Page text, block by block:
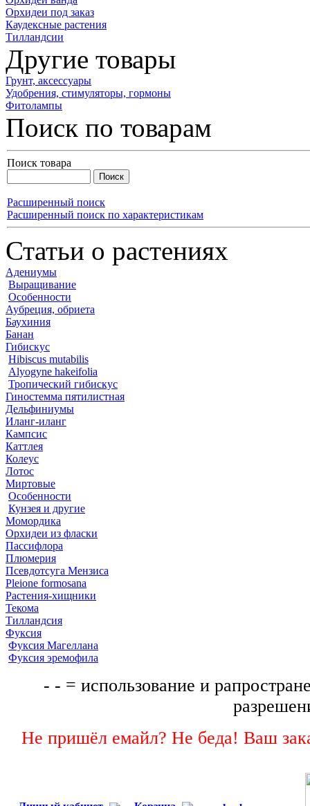
Орхидеи под заказ
Каудексные растения
Тилландсии
Другие товары
Грунт, аксессуары
Удобрения, стимуляторы, гормоны
Фитолампы
Поиск по товарам
Поиск товара
Расширенный поиск
Расширенный поиск по характеристикам
Статьи о растениях
Адениумы
Выращивание
Особенности
Аубреция, обриета
Баухиния
Банан
Гибискус
Hibiscus mutabilis
Alyogyne hakeifolia
Тропический гибискус
Гиностемма пятилистная
Дельфиниумы
Иланг-иланг
Кампсис
Каттлея
Колеус
Лотос
Миртовые
Особенности
Кунзея и другие
Момордика
Орхидеи из фласки
Пассифлора
Плюмерия
Псевдотсуга Мензиса
Pleione formosana
Растения-хищники
Текома
Тилландсия
Фуксия
Фуксия Магеллана
Фуксия эремофила
- - = использование и
Не пришёл емайл? Не беда! Ваш